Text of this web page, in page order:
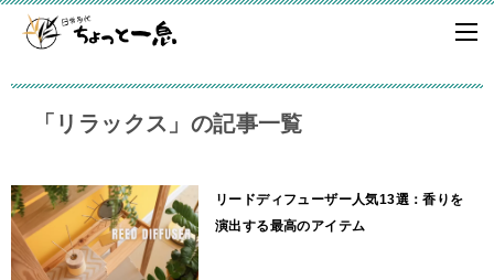
「リラックス」の記事一覧
リードディフューザー人気13選：香りを
演出する最高のアイテム